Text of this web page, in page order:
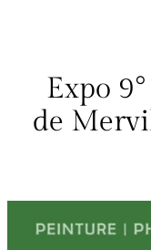
Expo
de